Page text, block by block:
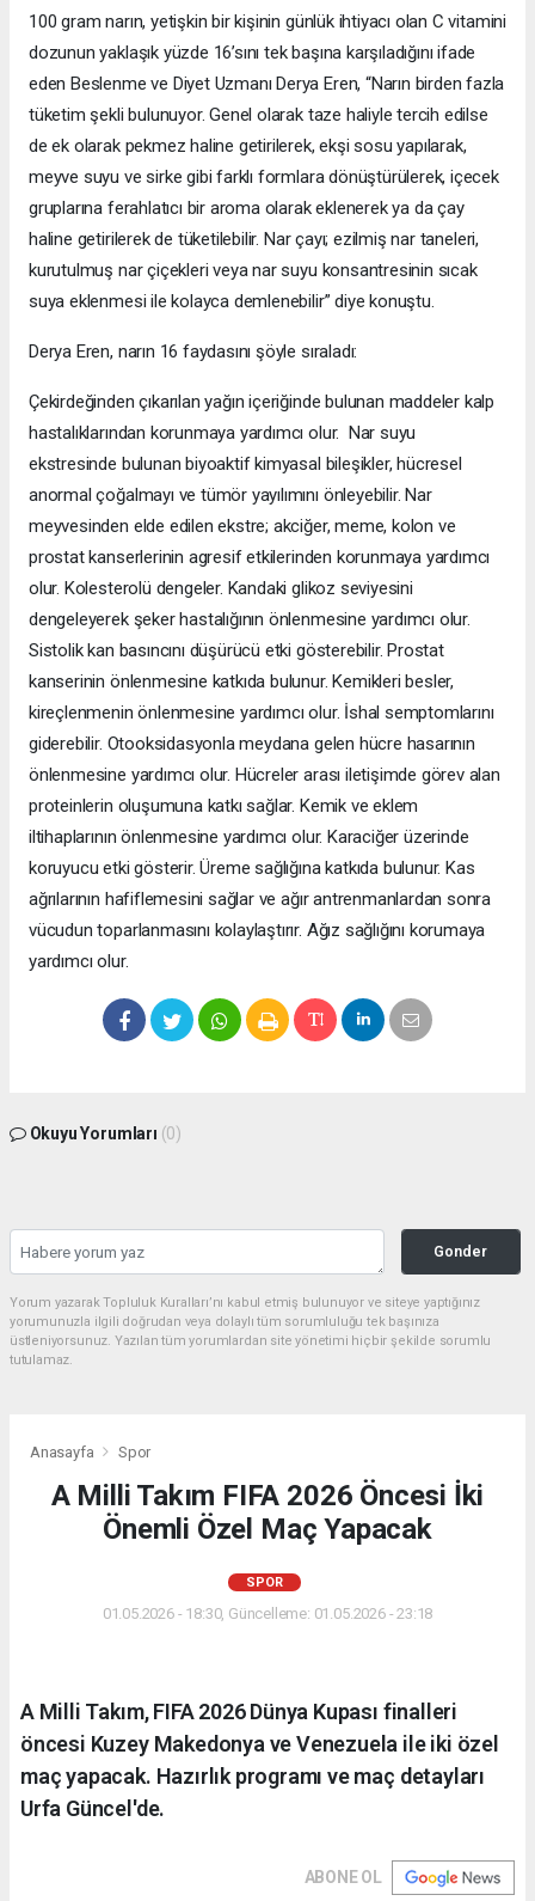
100 gram narın, yetişkin bir kişinin günlük ihtiyacı olan C vitamini
dozunun yaklaşık yüzde 16’sını tek başına karşıladığını ifade
eden Beslenme ve Diyet Uzmanı Derya Eren, “Narın birden fazla
tüketim şekli bulunuyor. Genel olarak taze haliyle tercih edilse
de ek olarak pekmez haline getirilerek, ekşi sosu yapılarak,
meyve suyu ve sirke gibi farklı formlara dönüştürülerek, içecek
gruplarına ferahlatıcı bir aroma olarak eklenerek ya da çay
haline getirilerek de tüketilebilir. Nar çayı; ezilmiş nar taneleri,
kurutulmuş nar çiçekleri veya nar suyu konsantresinin sıcak
suya eklenmesi ile kolayca demlenebilir” diye konuştu.
Derya Eren, narın 16 faydasını şöyle sıraladı:
Çekirdeğinden çıkarılan yağın içeriğinde bulunan maddeler kalp
hastalıklarından korunmaya yardımcı olur. Nar suyu
ekstresinde bulunan biyoaktif kimyasal bileşikler, hücresel
anormal çoğalmayı ve tümör yayılımını önleyebilir. Nar
meyvesinden elde edilen ekstre; akciğer, meme, kolon ve
prostat kanserlerinin agresif etkilerinden korunmaya yardımcı
olur. Kolesterolü dengeler. Kandaki glikoz seviyesini
dengeleyerek şeker hastalığının önlenmesine yardımcı olur.
Sistolik kan basıncını düşürücü etki gösterebilir. Prostat
kanserinin önlenmesine katkıda bulunur. Kemikleri besler,
kireçlenmenin önlenmesine yardımcı olur. İshal semptomlarını
giderebilir. Otooksidasyonla meydana gelen hücre hasarının
önlenmesine yardımcı olur. Hücreler arası iletişimde görev alan
proteinlerin oluşumuna katkı sağlar. Kemik ve eklem
iltihaplarının önlenmesine yardımcı olur. Karaciğer üzerinde
koruyucu etki gösterir. Üreme sağlığına katkıda bulunur. Kas
ağrılarının hafiflemesini sağlar ve ağır antrenmanlardan sonra
vücudun toparlanmasını kolaylaştırır. Ağız sağlığını korumaya
yardımcı olur.
Okuyu Yorumları (0)
Gonder
Yorum yazarak Topluluk Kuralları’nı kabul etmiş bulunuyor ve siteye yaptığınız
yorumunuzla ilgili doğrudan veya dolaylı tüm sorumluluğu tek başınıza
üstleniyorsunuz. Yazılan tüm yorumlardan site yönetimi hiçbir şekilde sorumlu
tutulamaz.
Anasayfa Spor
A Milli Takım FIFA 2026 Öncesi İki
Önemli Özel Maç Yapacak
SPOR
01.05.2026 - 18:30, Güncelleme: 01.05.2026 - 23:18
A Milli Takım, FIFA 2026 Dünya Kupası finalleri
öncesi Kuzey Makedonya ve Venezuela ile iki özel
maç yapacak. Hazırlık programı ve maç detayları
Urfa Güncel'de.
ABONE OL